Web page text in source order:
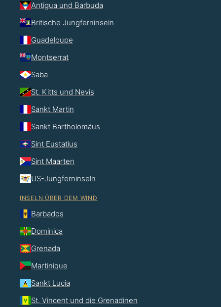
Antigua und Barbuda
Britische Jungferninseln
Guadeloupe
Montserrat
Saba
St. Kitts und Nevis
Sankt Martin
Sankt Bartholomäus
Sint Eustatius
Sint Maarten
US-Jungferninseln
INSELN ÜBER DEM WIND
Barbados
Dominica
Grenada
Martinique
Sankt Lucia
St. Vincent und die Grenadinen